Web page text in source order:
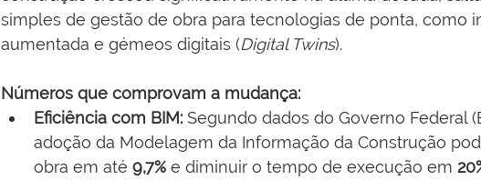
simples de gestão de obra para tecnologias de ponta, como
aumentada e gémeos digitais (Digital Twins).
Números que comprovam a mudança:
Eficiência com BIM: Segundo dados do Governo Federal
adoção da Modelagem da Informação da Construção
obra em até 9,7% e diminuir o tempo de execução em